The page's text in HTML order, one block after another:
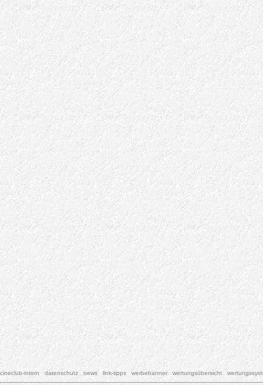
cineclub-intern datenschutz news link-tipps werbebanner wertungsübersicht